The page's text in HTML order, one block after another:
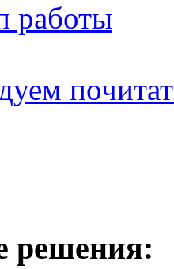
работы
решения: